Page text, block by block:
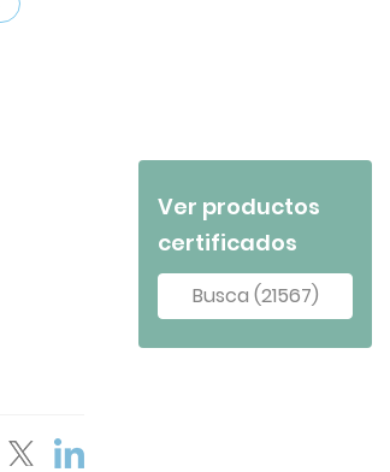
Ver productos
certificados
Busca (21567)